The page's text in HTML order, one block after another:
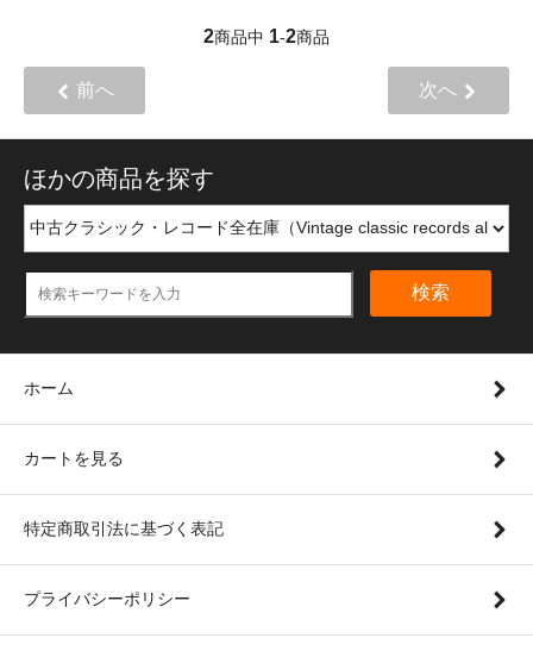
2商品中 1-2商品
前へ 次へ
ほかの商品を探す
検索
ホーム
カートを見る
特定商取引法に基づく表記
プライバシーポリシー